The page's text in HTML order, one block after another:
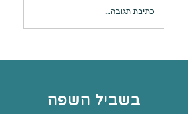
להעשרת שפה?
כתיבת תגובה...
בשביל השפה